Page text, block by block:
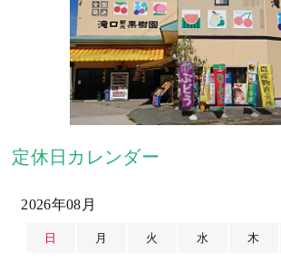
定休日カレンダー
2026年08月
日 月 火 水 木